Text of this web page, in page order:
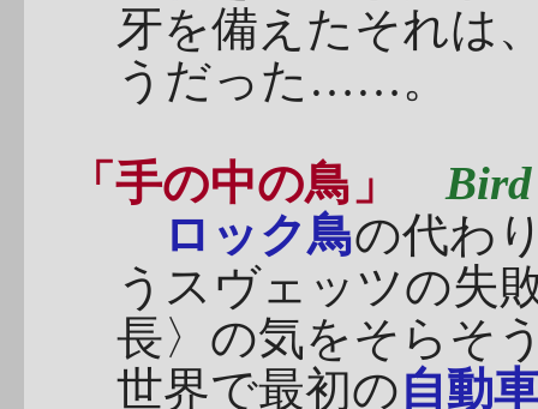
牙を備えたそれは
うだった……。
「手の中の鳥」
ロック鳥の代わ
うスヴェッツの失
長〉の気をそらそ
世界で最初の自動